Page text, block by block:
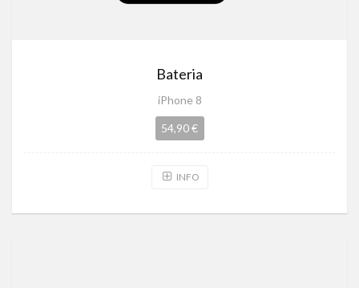
Bateria
iPhone 8
54,90 €
INFO